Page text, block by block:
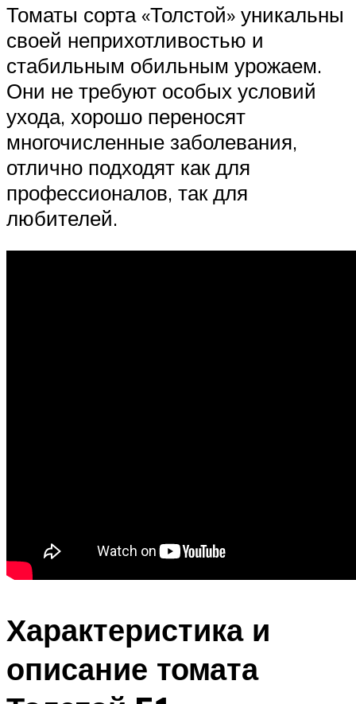
Томаты сорта «Толстой» уникальны
своей неприхотливостью и
стабильным обильным урожаем.
Они не требуют особых условий
ухода, хорошо переносят
многочисленные заболевания,
отлично подходят как для
профессионалов, так для
любителей.
Характеристика и
описание томата